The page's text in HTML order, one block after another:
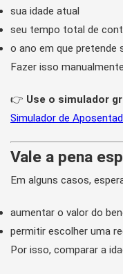
sua idade atual
seu tempo total de
o ano em que pretende
Fazer isso
👉 Use o simulador
Simulador de
Vale a pena
Em alguns casos,
aumentar o valor do
permitir escolher uma
Por isso, comparar a